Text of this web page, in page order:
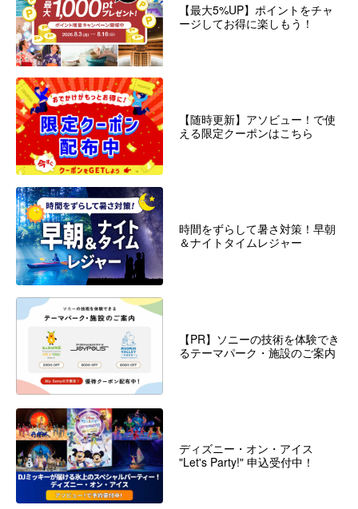
【最大5%UP】ポイントをチャ
ージしてお得に楽しもう！
【随時更新】アソビュー！で使
える限定クーポンはこちら
時間をずらして暑さ対策！早朝
＆ナイトタイムレジャー
【PR】ソニーの技術を体験でき
るテーマパーク・施設のご案内
ディズニー・オン・アイス
"Let's Party!" 申込受付中！